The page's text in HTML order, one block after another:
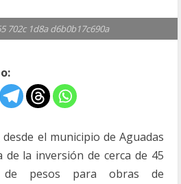
702c 1d8a d6b0b17c690a
el municipio de Aguadas
la inversión de cerca de 45
pesos para obras de